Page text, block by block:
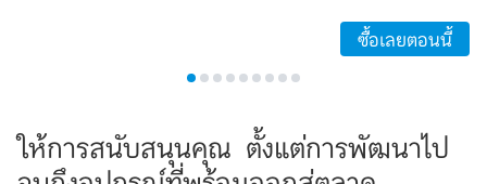
ซื้อเลยตอนนี้
ให้การสนับสนุนคุณ ตั้งแต่การพัฒนาไป